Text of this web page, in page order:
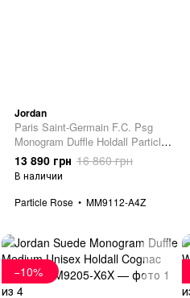
Jordan
Paris Saint-Germain F.C. Psg
Monogram Duffle Holdall Particle
Rose
13 890 грн 16 860 грн
В наличии
Particle Rose
MM9112-A4Z
−10%